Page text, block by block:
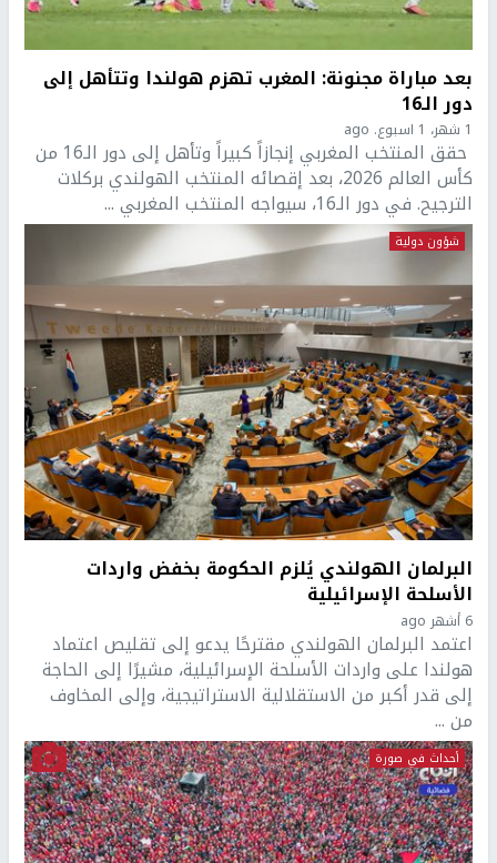
بعد مباراة مجنونة: المغرب تهزم هولندا وتتأهل إلى
دور الـ16
1 شهر، 1 اسبوع. ago
حقق المنتخب المغربي إنجازاً كبيراً وتأهل إلى دور الـ16 من
كأس العالم 2026، بعد إقصائه المنتخب الهولندي بركلات
الترجيح. في دور الـ16، سيواجه المنتخب المغربي ...
شؤون دولية
البرلمان الهولندي يُلزم الحكومة بخفض واردات
الأسلحة الإسرائيلية
6 أشهر ago
اعتمد البرلمان الهولندي مقترحًا يدعو إلى تقليص اعتماد
هولندا على واردات الأسلحة الإسرائيلية، مشيرًا إلى الحاجة
إلى قدر أكبر من الاستقلالية الاستراتيجية، وإلى المخاوف
من ...
أحداث في صورة